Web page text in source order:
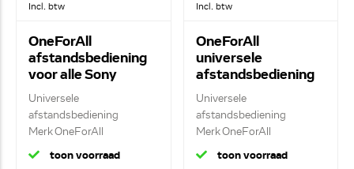
Incl. btw
OneForAll
afstandsbediening
voor alle Sony
televisies URC4912
Universele
afstandsbediening
Merk OneForAll
Vervangende af...
toon voorraad
Incl. btw
OneForAll
universele
afstandsbediening
voor alle merken
televisies URC1280
Universele
afstandsbediening
Merk OneForAll
Vervangende af...
toon voorraad